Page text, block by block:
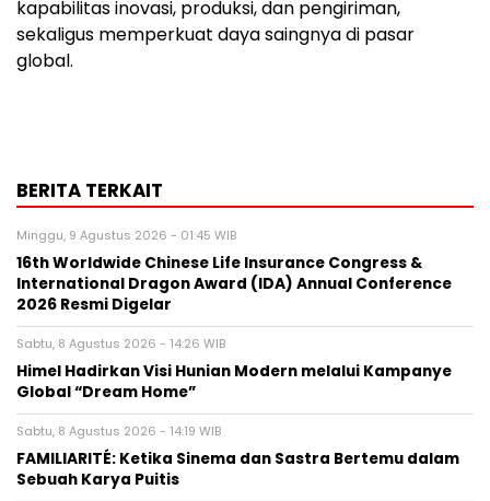
kapabilitas inovasi, produksi, dan pengiriman,
sekaligus memperkuat daya saingnya di pasar
global.
BERITA TERKAIT
Minggu, 9 Agustus 2026 - 01:45 WIB
16th Worldwide Chinese Life Insurance Congress &
International Dragon Award (IDA) Annual Conference
2026 Resmi Digelar
Sabtu, 8 Agustus 2026 - 14:26 WIB
Himel Hadirkan Visi Hunian Modern melalui Kampanye
Global “Dream Home”
Sabtu, 8 Agustus 2026 - 14:19 WIB
FAMILIARITÉ: Ketika Sinema dan Sastra Bertemu dalam
Sebuah Karya Puitis